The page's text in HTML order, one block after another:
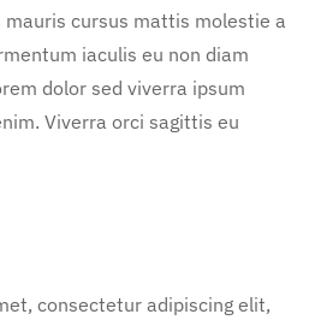
cursus mattis molestie a
iaculis eu non diam
dolor sed viverra ipsum
Viverra orci sagittis eu
consectetur adipiscing elit,